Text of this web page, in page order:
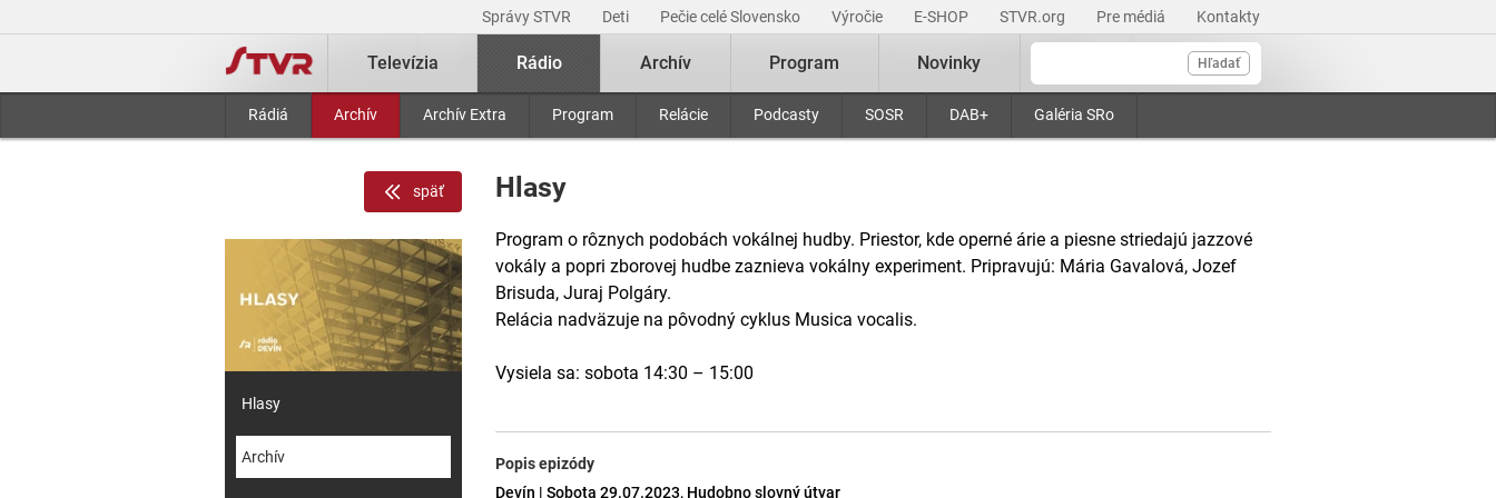
Správy STVR Deti Pečie celé Slovensko Výročie E-SHOP STVR.org Pre médiá Kontakty
Hľadať
Televízia Rádio
Rádiá Archív Archív Extra Program Relácie Podcasty SOSR DAB+ Galéria SRo
Archív Program Novinky
Hlasy
Program o rôznych podobách vokálnej hudby. Priestor, kde operné árie a piesne striedajú jazzové
vokály a popri zborovej hudbe zaznieva vokálny experiment. Pripravujú: Mária Gavalová, Jozef
Brisuda, Juraj Polgáry.
Relácia nadväzuje na pôvodný cyklus Musica vocalis.
Vysiela sa: sobota 14:30 – 15:00
Popis epizódy
Devín | Sobota 29.07.2023, Hudobno slovný útvar
späť
Hlasy
Archív